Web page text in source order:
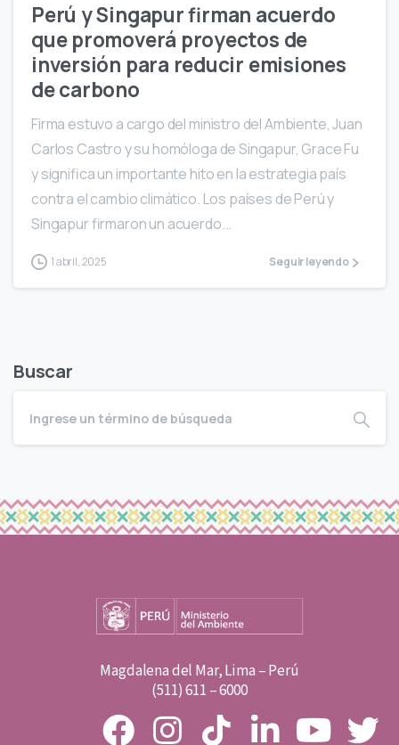
Perú y Singapur firman acuerdo
que promoverá proyectos de
inversión para reducir emisiones
de carbono
Firma estuvo a cargo del ministro del Ambiente, Juan
Carlos Castro y su homóloga de Singapur, Grace Fu
y significa un importante hito en la estrategia país
contra el cambio climático. Los países de Perú y
Singapur firmaron un acuerdo...
1 abril, 2025 Seguir leyendo
Buscar
Magdalena del Mar, Lima – Perú
(511) 611 – 6000